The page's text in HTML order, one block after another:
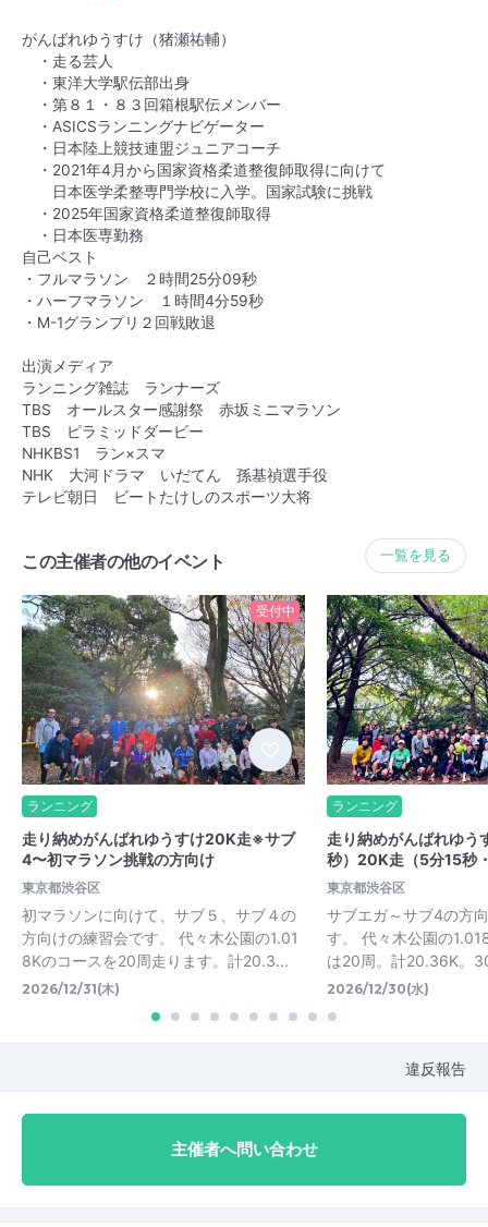
がんばれゆうすけ（猪瀬祐輔）
・走る芸人
・東洋大学駅伝部出身
・第８１・８３回箱根駅伝メンバー
・ASICSランニングナビゲーター
・日本陸上競技連盟ジュニアコーチ
・2021年4月から国家資格柔道整復師取得に向けて
日本医学柔整専門学校に入学。国家試験に挑戦
・2025年国家資格柔道整復師取得
・日本医専勤務
自己ベスト
・フルマラソン ２時間25分09秒
・ハーフマラソン １時間4分59秒
・M-1グランプリ２回戦敗退
出演メディア
ランニング雑誌 ランナーズ
TBS オールスター感謝祭 赤坂ミニマラソン
TBS ピラミッドダービー
NHKBS1 ラン×スマ
NHK 大河ドラマ いだてん 孫基禎選手役
テレビ朝日 ビートたけしのスポーツ大将
この主催者の他のイベント 一覧を見る
受付中
ランニング
走り納めがんばれゆうすけ20K走※サブ
4〜初マラソン挑戦の方向け
東京都渋谷区
初マラソンに向けて、サブ５、サブ４の
方向けの練習会です。 代々木公園の1.01
8Kのコースを20周走ります。計20.3...
2026/12/31(木)
ランニング
走り納めがんばれゆ
秒）20K走（5分15秒
東京都渋谷区
サブエガ～サブ4の方
す。 代々木公園の
は20周。計20.36K。
2026/12/30(水)
違反報告
主催者へ問い合わせ